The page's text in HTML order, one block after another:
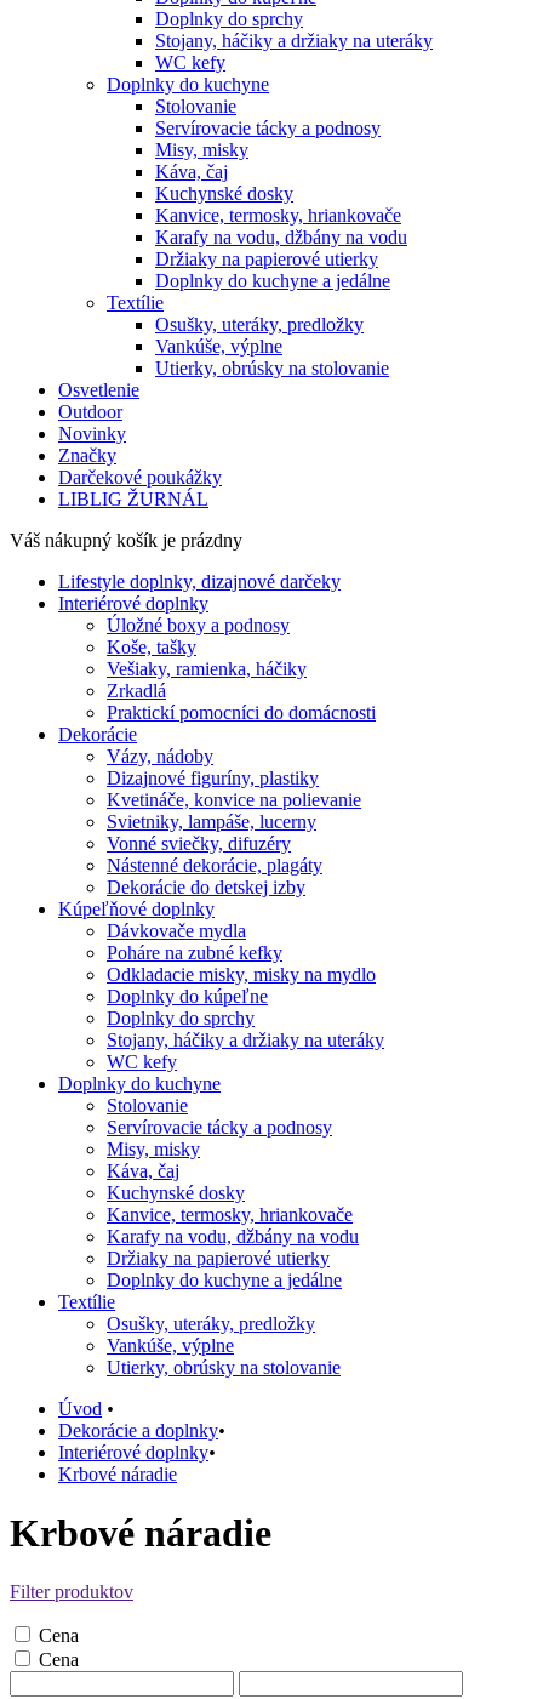
Doplnky do sprchy
Stojany, háčiky a držiaky na uteráky
WC kefy
Doplnky do kuchyne
Stolovanie
Servírovacie tácky a podnosy
Misy, misky
Káva, čaj
Kuchynské dosky
Kanvice, termosky, hriankovače
Karafy na vodu, džbány na vodu
Držiaky na papierové utierky
Doplnky do kuchyne a jedálne
Textílie
Osušky, uteráky, predložky
Vankúše, výplne
Utierky, obrúsky na stolovanie
Osvetlenie
Outdoor
Novinky
Značky
Darčekové poukážky
LIBLIG ŽURNÁL
Váš nákupný košík je prázdny
Lifestyle doplnky, dizajnové darčeky
Interiérové doplnky
Úložné boxy a podnosy
Koše, tašky
Vešiaky, ramienka, háčiky
Zrkadlá
Praktickí pomocníci do domácnosti
Dekorácie
Vázy, nádoby
Dizajnové figuríny, plastiky
Kvetináče, konvice na polievanie
Svietniky, lampáše, lucerny
Vonné sviečky, difuzéry
Nástenné dekorácie, plagáty
Dekorácie do detskej izby
Kúpeľňové doplnky
Dávkovače mydla
Poháre na zubné kefky
Odkladacie misky, misky na mydlo
Doplnky do kúpeľne
Doplnky do sprchy
Stojany, háčiky a držiaky na uteráky
WC kefy
Doplnky do kuchyne
Stolovanie
Servírovacie tácky a podnosy
Misy, misky
Káva, čaj
Kuchynské dosky
Kanvice, termosky, hriankovače
Karafy na vodu, džbány na vodu
Držiaky na papierové utierky
Doplnky do kuchyne a jedálne
Textílie
Osušky, uteráky, predložky
Vankúše, výplne
Utierky, obrúsky na stolovanie
Úvod •
Dekorácie a doplnky•
Interiérové doplnky•
Krbové náradie
Krbové náradie
Filter produktov
Cena
Cena